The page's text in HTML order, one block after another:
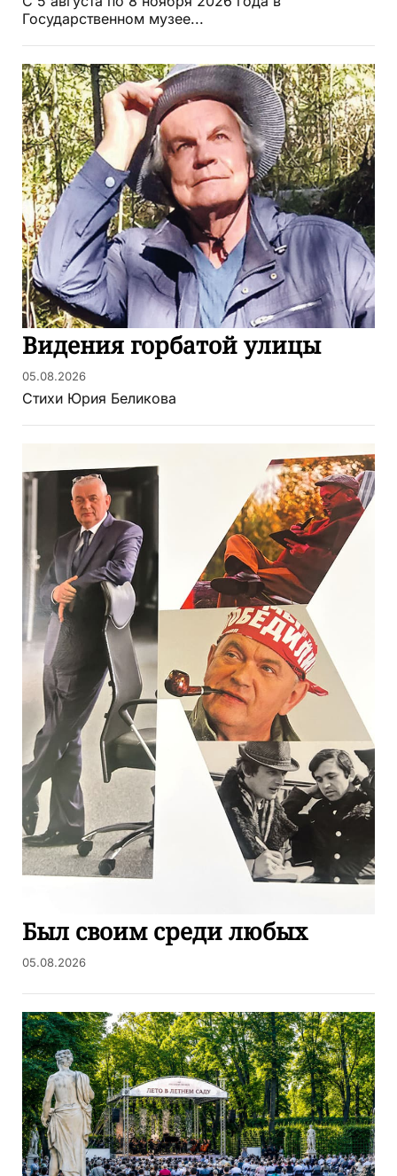
Государственном музее...
Видения горбатой улицы
05.08.2026
Стихи Юрия Беликова
Был своим среди любых
05.08.2026